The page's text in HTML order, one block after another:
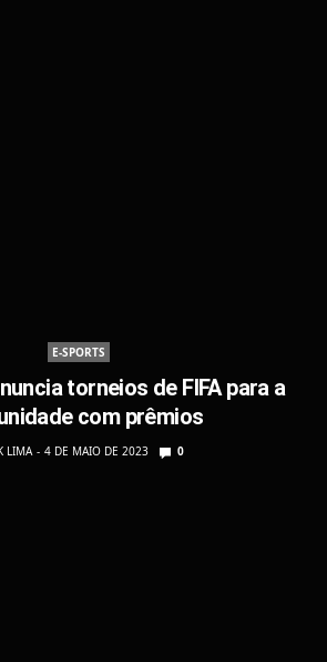
E-SPORTS
torneios de FIFA para a
com prêmios
LIMA 4 DE MAIO DE 2023 0